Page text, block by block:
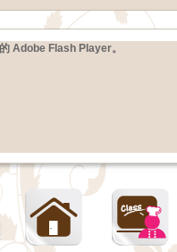
Adobe Flash Player。